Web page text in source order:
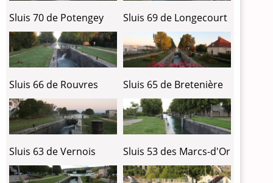
Sluis 70 de Potengey Sluis 69 de Longecourt
Sluis 66 de Rouvres Sluis 65 de Bretenière
Sluis 63 de Vernois Sluis 53 des Marcs-d'Or